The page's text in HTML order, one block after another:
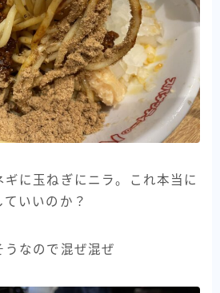
に玉ねぎにニラ。これ本当に
いいのか？
うなので混ぜ混ぜ